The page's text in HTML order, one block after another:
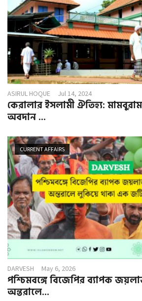
ASIRUL HOQUE Jul 14, 2024
কেরালার ইসলামী ঐতিহ্য:
অবদান ...
CURRENT AFFAIRS
DARVESH May 6, 2026
পশ্চিমবঙ্গে বিজেপির ব্যাপক
অন্তরালে...